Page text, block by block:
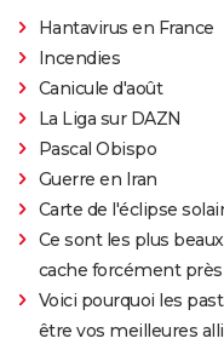
Hantavirus en France
Incendies
Canicule d'août
La Liga sur DAZN
Pascal Obispo
Guerre en Iran
Carte de l'éclipse
Ce sont les plus
cache forcément
Voici pourquoi les
être vos meilleures